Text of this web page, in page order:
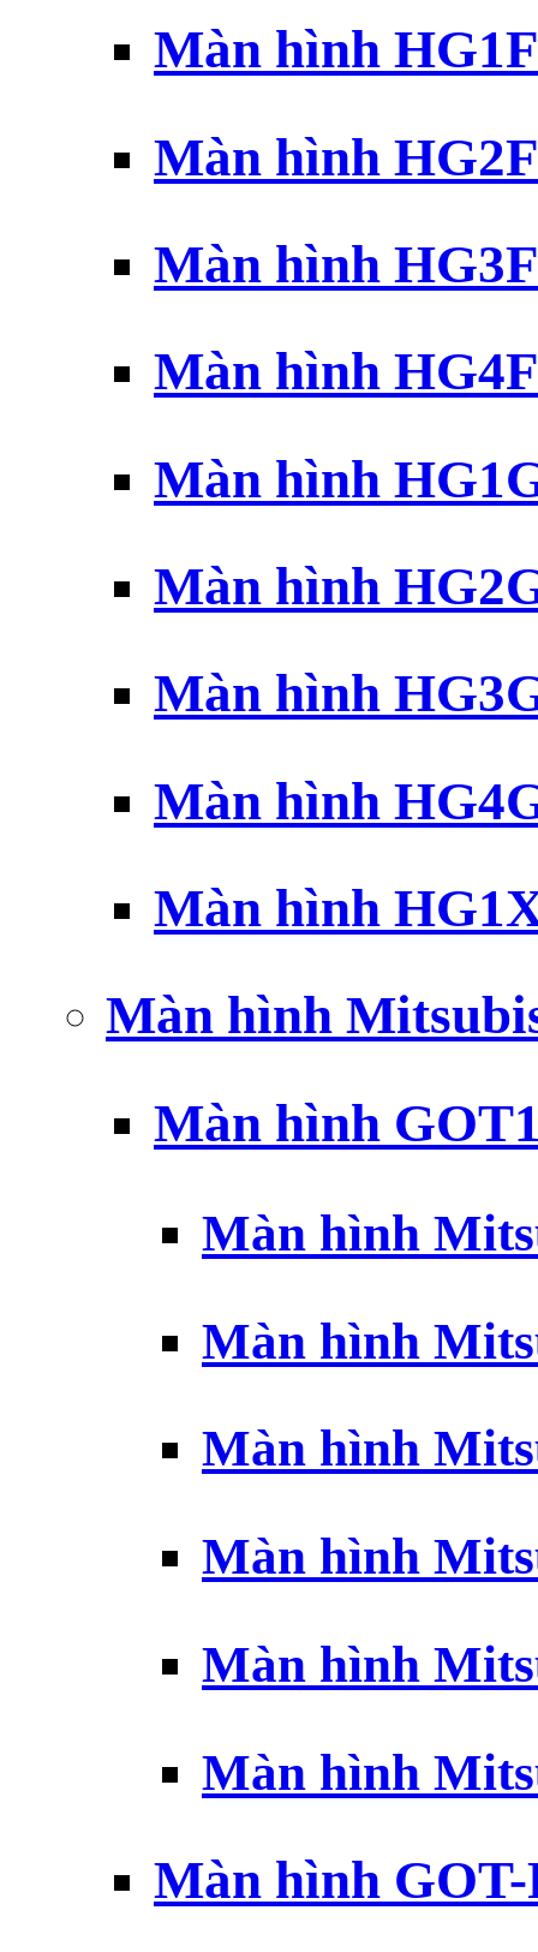
Màn hình
Màn hình
Màn hình
Màn hình
Màn hình
Màn hình
Màn hình
Màn hình
Màn hình
Màn hình
Màn hình
Màn hình
Màn hình
Màn hình
Màn hình
Màn hình
Màn hình
Màn hình GOT-